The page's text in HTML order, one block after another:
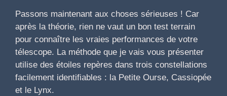
Passons maintenant aux choses sérieuses ! Car
après la théorie, rien ne vaut un bon test terrain
pour connaître les vraies performances de votre
télescope. La méthode que je vais vous présenter
utilise des étoiles repères dans trois constellations
facilement identifiables : la Petite Ourse, Cassiopée
et le Lynx.